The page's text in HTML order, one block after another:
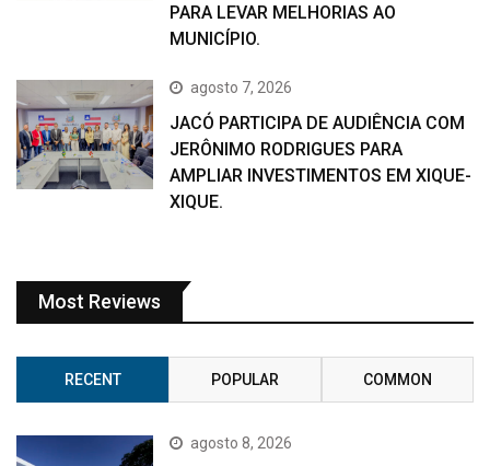
PARA LEVAR MELHORIAS AO
MUNICÍPIO.
agosto 7, 2026
JACÓ PARTICIPA DE AUDIÊNCIA COM
JERÔNIMO RODRIGUES PARA
AMPLIAR INVESTIMENTOS EM XIQUE-
XIQUE.
Most Reviews
RECENT POPULAR COMMON
agosto 8, 2026